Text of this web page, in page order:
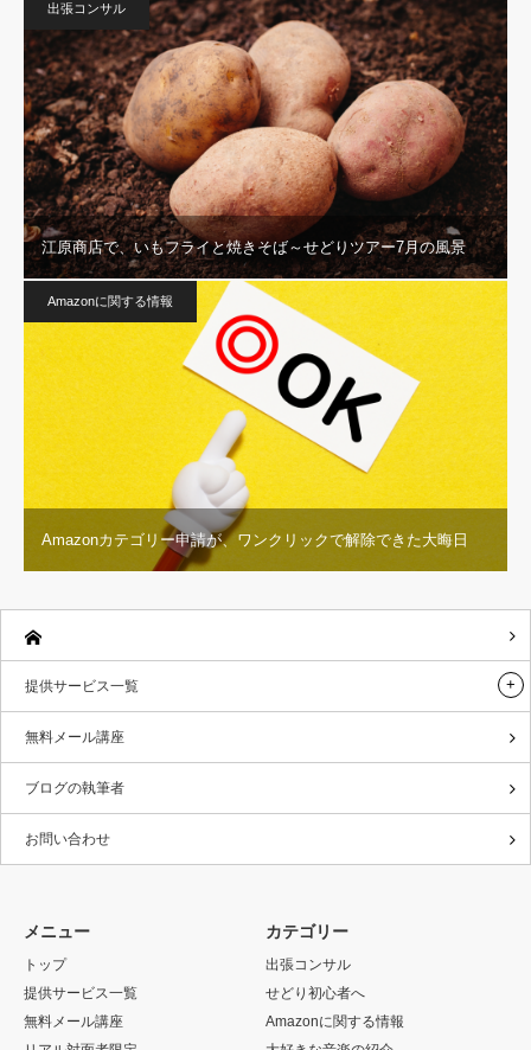
出張コンサル
江原商店で、いもフライと焼きそば～せどりツアー7月の風景
Amazonに関する情報
Amazonカテゴリー申請が、ワンクリックで解除できた大晦日
提供サービス一覧
無料メール講座
ブログの執筆者
お問い合わせ
メニュー
トップ
提供サービス一覧
無料メール講座
カテゴリー
出張コンサル
せどり初心者へ
Amazonに関する情報